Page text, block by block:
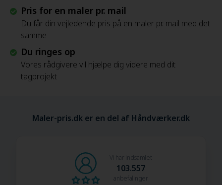
Pris for en maler pr. mail
Du får din vejledende pris på en maler pr. mail med det
samme
Du ringes op
Vores rådgivere vil hjælpe dig videre med dit
tagprojekt
Maler-pris.dk er en del af Håndværker.dk
Vi har indsamlet
103.557
anbefalinger